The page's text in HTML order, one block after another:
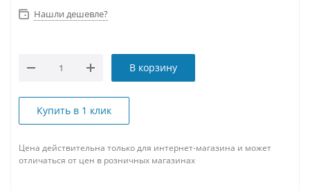
Нашли дешевле?
В корзину
Купить в 1 клик
Цена действительна только для интернет-магазина и может
отличаться от цен в розничных магазинах